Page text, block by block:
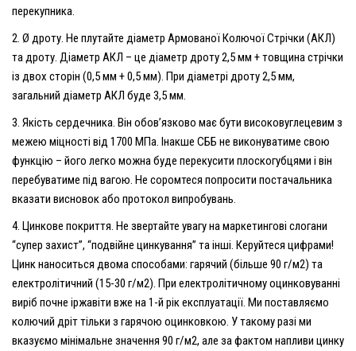
перекупника.
Ø дроту. Не плутайте діаметр Армованої Колючої Стрічки (АКЛ)
та дроту. Діаметр АКЛ – це діаметр дроту 2,5 мм + товщина стрічки
із двох сторін (0,5 мм + 0,5 мм). При діаметрі дроту 2,5 мм,
загальний діаметр АКЛ буде 3,5 мм.
Якість сердечника. Він обов’язково має бути високовуглецевим з
межею міцності від 1700 МПа. Інакше СББ не виконуватиме свою
функцію – його легко можна буде перекусити плоскогубцями і він
перебуватиме під вагою. Не соромтеся попросити постачальника
вказати висновок або протокол випробувань.
Цинкове покриття. Не звертайте увагу на маркетингові слогани
“супер захист”, “подвійне цинкування” та інші. Керуйтеся цифрами!
Цинк наноситься двома способами: гарячий (більше 90 г/м2) та
електролітичний (15-30 г/м2). При електролітичному оцинковуванні
виріб почне іржавіти вже на 1-й рік експлуатації. Ми поставляємо
колючий дріт тільки з гарячою оцинковкою. У такому разі ми
вказуємо мінімальне значення 90 г/м2, але за фактом напливи цинку